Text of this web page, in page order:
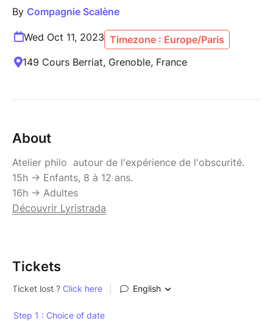
By Compagnie Scalène
Wed Oct 11, 2023 Timezone : Europe/Paris
149 Cours Berriat, Grenoble, France
About
Atelier philo autour de l'expérience de l'obscurité.
15h -> Enfants, 8 à 12 ans.
16h -> Adultes
Découvrir Lyristrada
Tickets